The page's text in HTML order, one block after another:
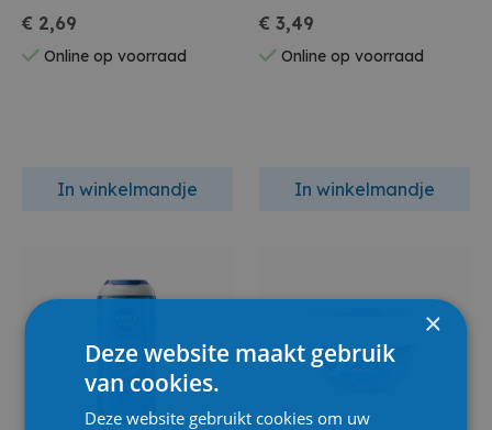
€ 2,69
Online op voorraad
In winkelmandje
€ 3,49
Online op voorraad
In winkelmandje
×
Deze website maakt gebruik
van cookies.
Deze website gebruikt cookies om uw